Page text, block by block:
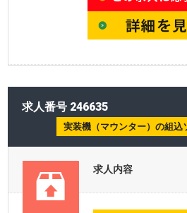
求人番号 246635
実装機（マウンター）の組込
求人内容